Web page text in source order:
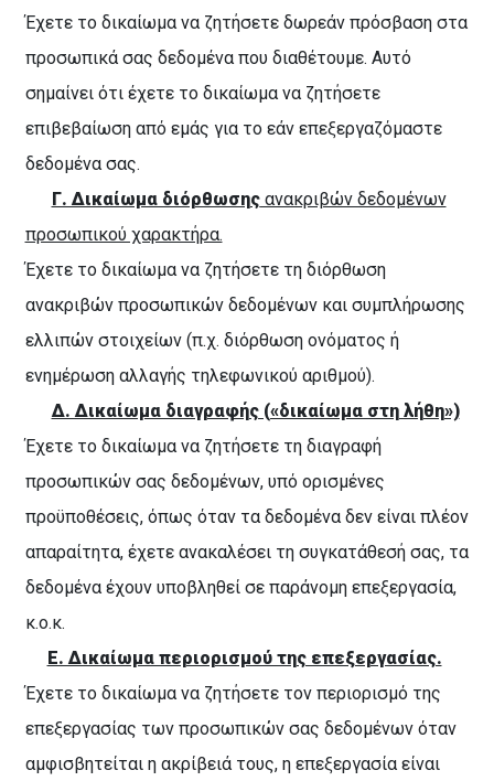
Έχετε το δικαίωμα να ζητήσετε δωρεάν πρόσβαση στα
προσωπικά σας δεδομένα που διαθέτουμε. Αυτό
σημαίνει ότι έχετε το δικαίωμα να ζητήσετε
επιβεβαίωση από εμάς για το εάν επεξεργαζόμαστε
δεδομένα σας.
Γ. Δικαίωμα διόρθωσηςανακριβών δεδομένων
προσωπικού χαρακτήρα.
Έχετε το δικαίωμα να ζητήσετε τη διόρθωση
ανακριβών προσωπικών δεδομένων και συμπλήρωσης
ελλιπών στοιχείων (π.χ. διόρθωση ονόματος ή
ενημέρωση αλλαγής τηλεφωνικού αριθμού).
Δ. Δικαίωμα διαγραφής («δικαίωμα στη λήθη»)
Έχετε το δικαίωμα να ζητήσετε τη διαγραφή
προσωπικών σας δεδομένων, υπό ορισμένες
προϋποθέσεις, όπως όταν τα δεδομένα δεν είναι πλέον
απαραίτητα, έχετε ανακαλέσει τη συγκατάθεσή σας, τα
δεδομένα έχουν υποβληθεί σε παράνομη επεξεργασία,
κ.ο.κ.
Ε. Δικαίωμα περιορισμού της επεξεργασίας.
Έχετε το δικαίωμα να ζητήσετε τον περιορισμό της
επεξεργασίας των προσωπικών σας δεδομένων όταν
αμφισβητείται η ακρίβειά τους, η επεξεργασία είναι